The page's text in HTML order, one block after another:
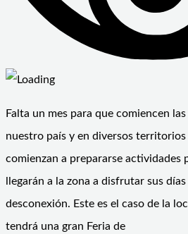
Falta un mes para que comiencen
nuestro país y en diversos territorios
comienzan a prepararse actividades
llegarán a la zona a disfrutar sus
desconexión. Este es el caso de la
tendrá una gran Feria de